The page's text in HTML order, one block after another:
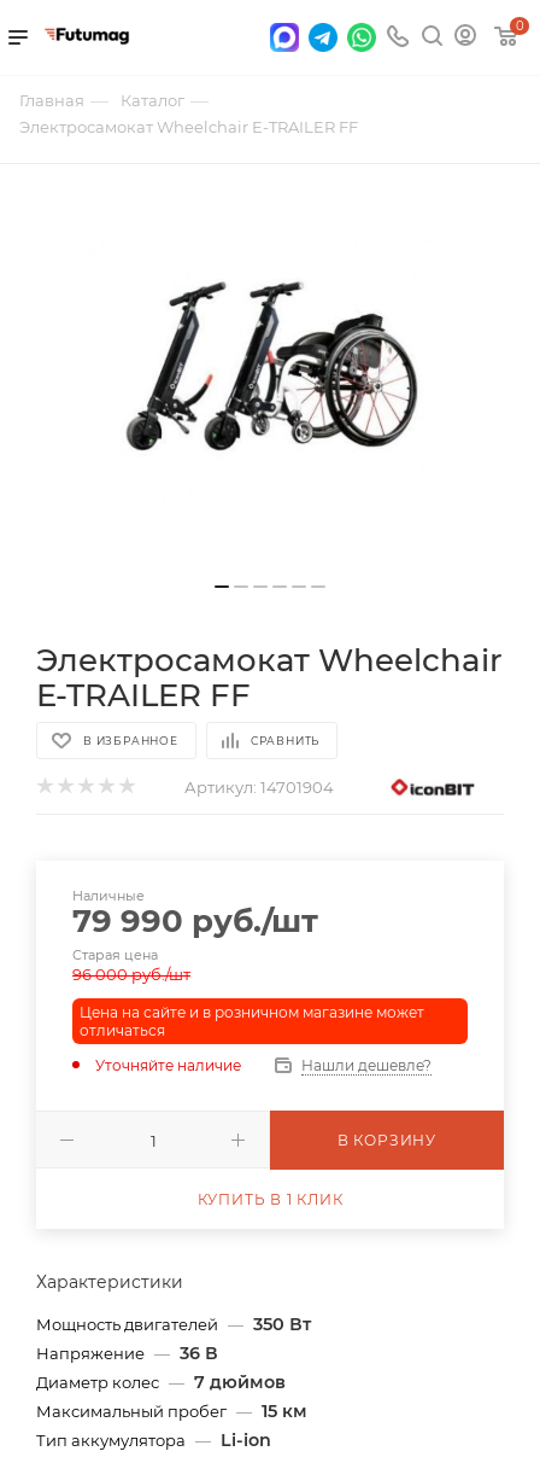
0
Главная — Каталог —
Электросамокат Wheelchair E-TRAILER FF
Электросамокат Wheelchair
E-TRAILER FF
В ИЗБРАННОЕ СРАВНИТЬ
Артикул: 14701904
Характеристики
Мощность двигателей — 350 Вт
Напряжение — 36 В
Диаметр колес — 7 дюймов
Максимальный пробег — 15 км
Тип аккумулятора — Li-ion
Наличные
79 990 руб./шт
Старая цена
96 000руб./шт
Цена на сайте и в розничном магазине может
отличаться
Уточняйте наличие
Нашли дешевле?
В КОРЗИНУ
КУПИТЬ В 1 КЛИК